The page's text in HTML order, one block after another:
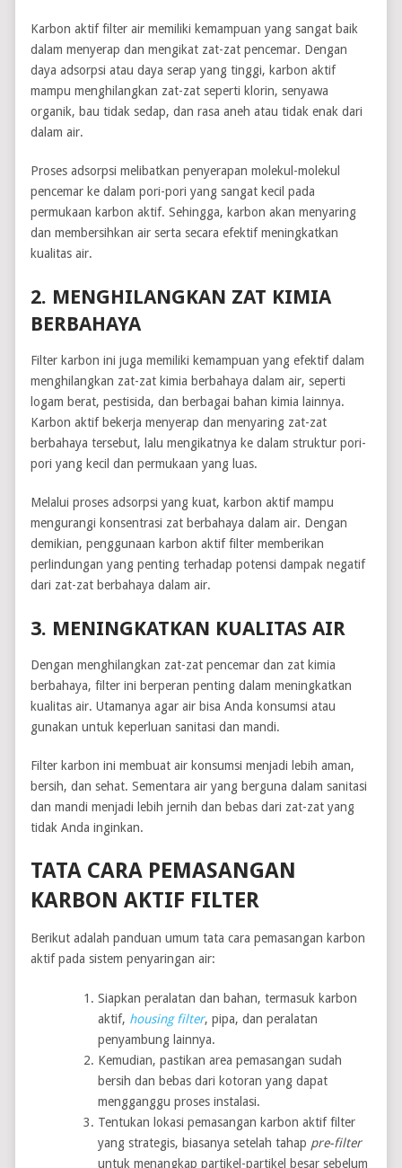
Karbon aktif filter air memiliki kemampuan yang sangat baik
dalam menyerap dan mengikat zat-zat pencemar. Dengan
daya adsorpsi atau daya serap yang tinggi, karbon aktif
mampu menghilangkan zat-zat seperti klorin, senyawa
organik, bau tidak sedap, dan rasa aneh atau tidak enak dari
dalam air.
Proses adsorpsi melibatkan penyerapan molekul-molekul
pencemar ke dalam pori-pori yang sangat kecil pada
permukaan karbon aktif. Sehingga, karbon akan menyaring
dan membersihkan air serta secara efektif meningkatkan
kualitas air.
2. MENGHILANGKAN ZAT KIMIA
BERBAHAYA
Filter karbon ini juga memiliki kemampuan yang efektif dalam
menghilangkan zat-zat kimia berbahaya dalam air, seperti
logam berat, pestisida, dan berbagai bahan kimia lainnya.
Karbon aktif bekerja menyerap dan menyaring zat-zat
berbahaya tersebut, lalu mengikatnya ke dalam struktur pori-
pori yang kecil dan permukaan yang luas.
Melalui proses adsorpsi yang kuat, karbon aktif mampu
mengurangi konsentrasi zat berbahaya dalam air. Dengan
demikian, penggunaan karbon aktif filter memberikan
perlindungan yang penting terhadap potensi dampak negatif
dari zat-zat berbahaya dalam air.
3. MENINGKATKAN KUALITAS AIR
Dengan menghilangkan zat-zat pencemar dan zat kimia
berbahaya, filter ini berperan penting dalam meningkatkan
kualitas air. Utamanya agar air bisa Anda konsumsi atau
gunakan untuk keperluan sanitasi dan mandi.
Filter karbon ini membuat air konsumsi menjadi lebih aman,
bersih, dan sehat. Sementara air yang berguna dalam sanitasi
dan mandi menjadi lebih jernih dan bebas dari zat-zat yang
tidak Anda inginkan.
TATA CARA PEMASANGAN
KARBON AKTIF FILTER
Berikut adalah panduan umum tata cara pemasangan karbon
aktif pada sistem penyaringan air:
Siapkan peralatan dan bahan, termasuk karbon
aktif, housing filter, pipa, dan peralatan
penyambung lainnya.
Kemudian, pastikan area pemasangan sudah
bersih dan bebas dari kotoran yang dapat
mengganggu proses instalasi.
Tentukan lokasi pemasangan karbon aktif filter
yang strategis, biasanya setelah tahap pre-filter
untuk menangkap partikel-partikel besar sebelum